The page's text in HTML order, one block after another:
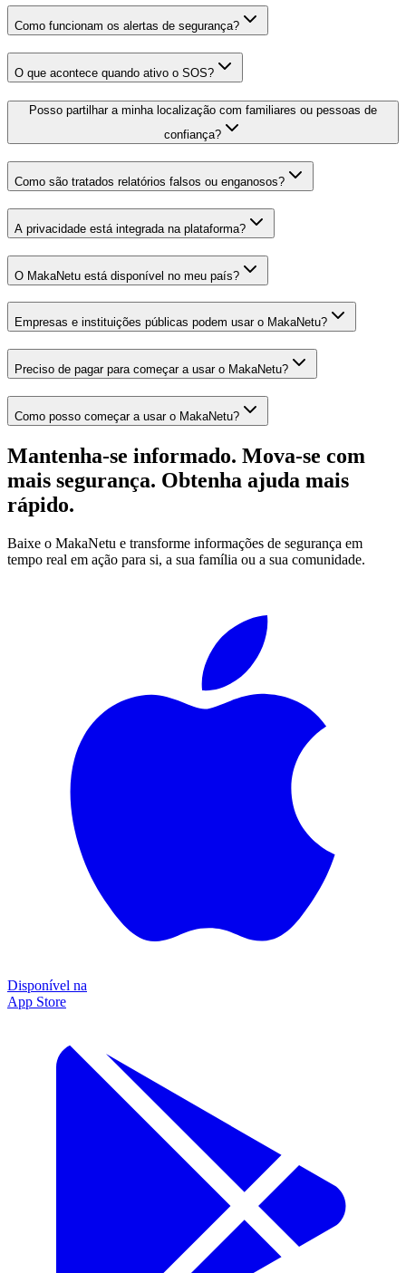
Como funcionam os alertas de segurança?
O que acontece quando ativo o SOS?
Posso partilhar a minha localização com familiares ou pessoas de
confiança?
Como são tratados relatórios falsos ou enganosos?
A privacidade está integrada na plataforma?
O MakaNetu está disponível no meu país?
Empresas e instituições públicas podem usar o MakaNetu?
Preciso de pagar para começar a usar o MakaNetu?
Como posso começar a usar o MakaNetu?
Mantenha-se informado. Mova-se com
mais segurança. Obtenha ajuda mais
rápido.
Baixe o MakaNetu e transforme informações de segurança em
tempo real em ação para si, a sua família ou a sua comunidade.
Disponível na
App Store